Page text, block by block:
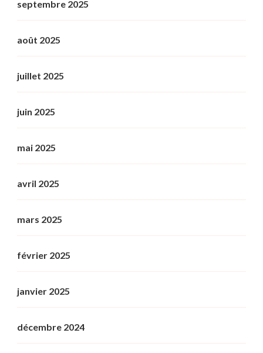
septembre 2025
août 2025
juillet 2025
juin 2025
mai 2025
avril 2025
mars 2025
février 2025
janvier 2025
décembre 2024